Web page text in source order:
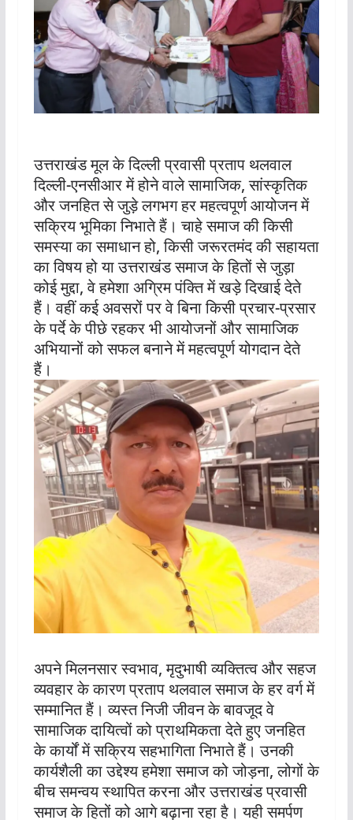
उत्तराखंड मूल के दिल्ली प्रवासी प्रताप थलवाल
दिल्ली-एनसीआर में होने वाले सामाजिक, सांस्कृतिक
और जनहित से जुड़े लगभग हर महत्वपूर्ण आयोजन में
सक्रिय भूमिका निभाते हैं। चाहे समाज की किसी
समस्या का समाधान हो, किसी जरूरतमंद की सहायता
का विषय हो या उत्तराखंड समाज के हितों से जुड़ा
कोई मुद्दा, वे हमेशा अग्रिम पंक्ति में खड़े दिखाई देते
हैं। वहीं कई अवसरों पर वे बिना किसी प्रचार-प्रसार
के पर्दे के पीछे रहकर भी आयोजनों और सामाजिक
अभियानों को सफल बनाने में महत्वपूर्ण योगदान देते
हैं।
अपने मिलनसार स्वभाव, मृदुभाषी व्यक्तित्व और सहज
व्यवहार के कारण प्रताप थलवाल समाज के हर वर्ग में
सम्मानित हैं। व्यस्त निजी जीवन के बावजूद वे
सामाजिक दायित्वों को प्राथमिकता देते हुए जनहित
के कार्यों में सक्रिय सहभागिता निभाते हैं। उनकी
कार्यशैली का उद्देश्य हमेशा समाज को जोड़ना, लोगों के
बीच समन्वय स्थापित करना और उत्तराखंड प्रवासी
समाज के हितों को आगे बढ़ाना रहा है। यही समर्पण